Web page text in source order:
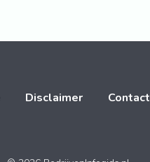
Disclaimer Contact